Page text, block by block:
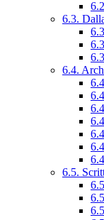
6.3.
6.4.
6.5.